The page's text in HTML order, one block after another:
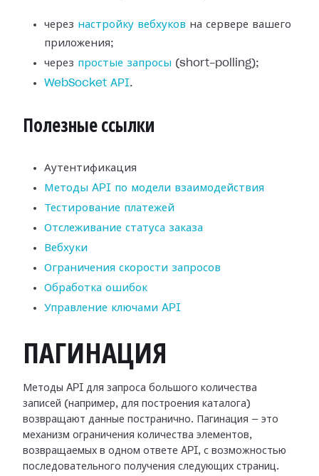
через настройку вебхуков на сервере вашего
приложения;
через простые запросы (short-polling);
WebSocket API.
Полезные ссылки
Аутентификация
Методы API по модели взаимодействия
Тестирование платежей
Отслеживание статуса заказа
Вебхуки
Ограничения скорости запросов
Обработка ошибок
Управление ключами API
ПАГИНАЦИЯ
Методы API для запроса большого количества
записей (например, для построения каталога)
возвращают данные постранично. Пагинация — это
механизм ограничения количества элементов,
возвращаемых в одном ответе API, с возможностью
последовательного получения следующих страниц.